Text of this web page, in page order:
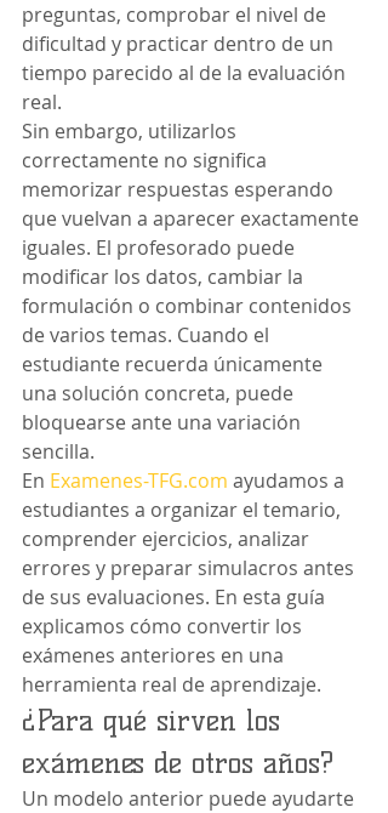
preguntas, comprobar el nivel de
dificultad y practicar dentro de un
tiempo parecido al de la evaluación
real.
Sin embargo, utilizarlos
correctamente no significa
memorizar respuestas esperando
que vuelvan a aparecer exactamente
iguales. El profesorado puede
modificar los datos, cambiar la
formulación o combinar contenidos
de varios temas. Cuando el
estudiante recuerda únicamente
una solución concreta, puede
bloquearse ante una variación
sencilla.
En Examenes-TFG.com ayudamos a
estudiantes a organizar el temario,
comprender ejercicios, analizar
errores y preparar simulacros antes
de sus evaluaciones. En esta guía
explicamos cómo convertir los
exámenes anteriores en una
herramienta real de aprendizaje.
¿Para qué sirven los
exámenes de otros años?
Un modelo anterior puede ayudarte